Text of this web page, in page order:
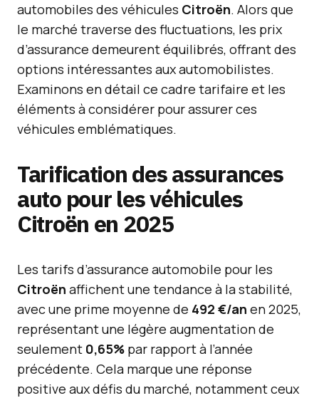
automobiles des véhicules Citroën. Alors que
le marché traverse des fluctuations, les prix
d’assurance demeurent équilibrés, offrant des
options intéressantes aux automobilistes.
Examinons en détail ce cadre tarifaire et les
éléments à considérer pour assurer ces
véhicules emblématiques.
Tarification des assurances
auto pour les véhicules
Citroën en 2025
Les tarifs d’assurance automobile pour les
Citroën affichent une tendance à la stabilité,
avec une prime moyenne de 492 €/an en 2025,
représentant une légère augmentation de
seulement 0,65% par rapport à l’année
précédente. Cela marque une réponse
positive aux défis du marché, notamment ceux